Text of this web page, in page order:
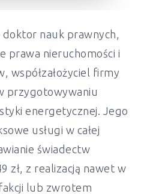
doktor nauk prawnych,
prawa nieruchomości i
współzałożyciel firmy
przygotowywaniu
energetycznej. Jego
usługi w całej
świadectw
zł, z realizacją nawet w
lub zwrotem